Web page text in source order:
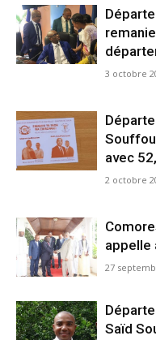
3 octobre
avec
2 octobre
appelle
27
Saïd